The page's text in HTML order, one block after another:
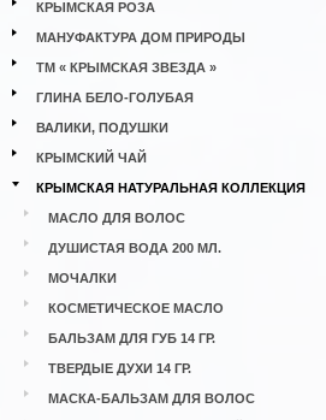
КРЫМСКАЯ РОЗА
МАНУФАКТУРА ДОМ ПРИРОДЫ
ТМ « КРЫМСКАЯ ЗВЕЗДА »
ГЛИНА БЕЛО-ГОЛУБАЯ
ВАЛИКИ, ПОДУШКИ
КРЫМСКИЙ ЧАЙ
КРЫМСКАЯ НАТУРАЛЬНАЯ КОЛЛЕКЦИЯ
МАСЛО ДЛЯ ВОЛОС
ДУШИСТАЯ ВОДА 200 МЛ.
МОЧАЛКИ
КОСМЕТИЧЕСКОЕ МАСЛО
БАЛЬЗАМ ДЛЯ ГУБ 14 ГР.
ТВЕРДЫЕ ДУХИ 14 ГР.
МАСКА-БАЛЬЗАМ ДЛЯ ВОЛОС